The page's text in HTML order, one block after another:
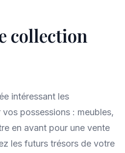
collection
intéressant les
possessions : meubles,
en avant pour une vente
les futurs trésors de votre